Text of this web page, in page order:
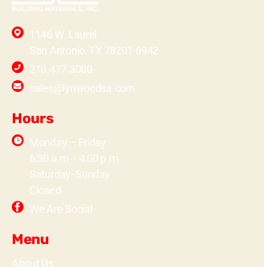
1146 W. Laurel
San Antonio, TX 78201-6942
210.477.3000
sales@lynwoodsa.com
Hours
Monday – Friday
6:30 a.m. - 4:00 p.m
Saturday- Sunday
Closed
We Are Social
Menu
About Us